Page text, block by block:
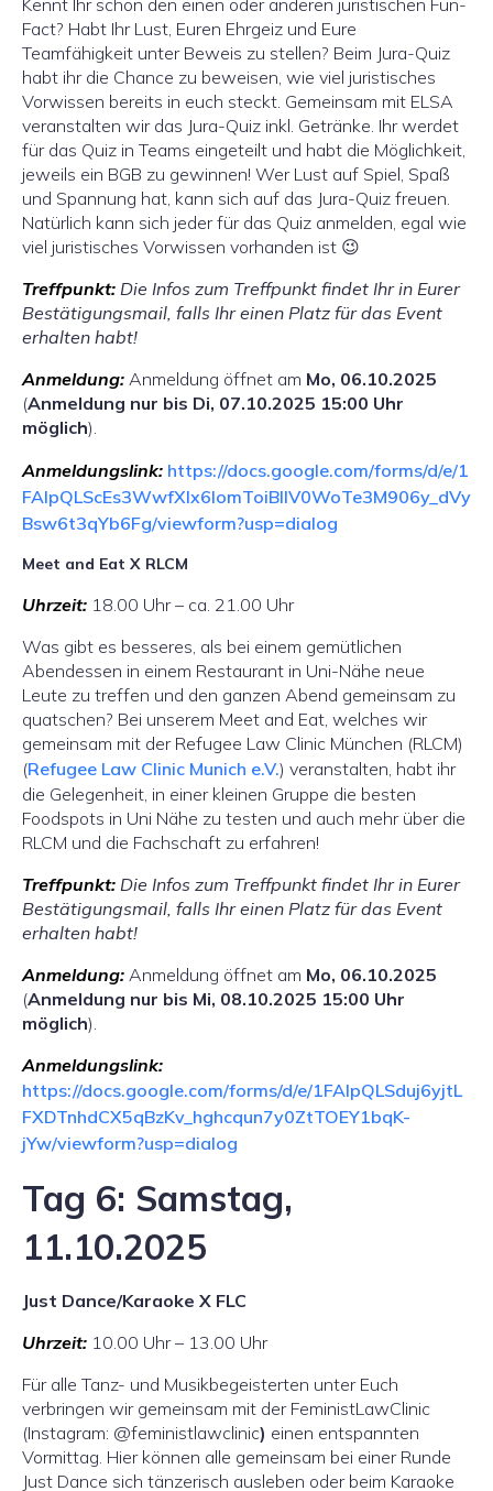
Fact? Habt Ihr Lust, Euren Ehrgeiz und Eure
Teamfähigkeit unter Beweis zu stellen? Beim Jura-Quiz
habt ihr die Chance zu beweisen, wie viel juristisches
Vorwissen bereits in euch steckt. Gemeinsam mit ELSA
veranstalten wir das Jura-Quiz inkl. Getränke. Ihr werdet
für das Quiz in Teams eingeteilt und habt die Möglichkeit,
jeweils ein BGB zu gewinnen! Wer Lust auf Spiel, Spaß
und Spannung hat, kann sich auf das Jura-Quiz freuen.
Natürlich kann sich jeder für das Quiz anmelden, egal wie
viel juristisches Vorwissen vorhanden ist 😉
Treffpunkt: Die Infos zum Treffpunkt findet Ihr in Eurer
Bestätigungsmail, falls Ihr einen Platz für das Event
erhalten habt!
Anmeldung: Anmeldung öffnet am Mo, 06.10.2025
(Anmeldung nur bis Di, 07.10.2025 15:00 Uhr
möglich).
Anmeldungslink: https://docs.google.com/forms/d/e/1
FAIpQLScEs3WwfXIx6lomToiBllV0WoTe3M906y_dVy
Bsw6t3qYb6Fg/viewform?usp=dialog
Meet and Eat X RLCM
Uhrzeit: 18.00 Uhr – ca. 21.00 Uhr
Was gibt es besseres, als bei einem gemütlichen
Abendessen in einem Restaurant in Uni-Nähe neue
Leute zu treffen und den ganzen Abend gemeinsam zu
quatschen? Bei unserem Meet and Eat, welches wir
gemeinsam mit der Refugee Law Clinic München (RLCM)
(Refugee Law Clinic Munich e.V.) veranstalten, habt ihr
die Gelegenheit, in einer kleinen Gruppe die besten
Foodspots in Uni Nähe zu testen und auch mehr über die
RLCM und die Fachschaft zu erfahren!
Treffpunkt: Die Infos zum Treffpunkt findet Ihr in Eurer
Bestätigungsmail, falls Ihr einen Platz für das Event
erhalten habt!
Anmeldung: Anmeldung öffnet am Mo, 06.10.2025
(Anmeldung nur bis Mi, 08.10.2025 15:00 Uhr
möglich).
Anmeldungslink:
https://docs.google.com/forms/d/e/1FAIpQLSduj6yjtL
FXDTnhdCX5qBzKv_hghcqun7y0ZtTOEY1bqK-
jYw/viewform?usp=dialog
Tag 6: Samstag,
11.10.2025
Just Dance/Karaoke X FLC
Uhrzeit: 10.00 Uhr – 13.00 Uhr
Für alle Tanz- und Musikbegeisterten unter Euch
verbringen wir gemeinsam mit der FeministLawClinic
(Instagram: @feministlawclinic) einen entspannten
Vormittag. Hier können alle gemeinsam bei einer Runde
Just Dance sich tänzerisch ausleben oder beim Karaoke